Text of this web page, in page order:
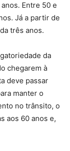
Entre 50 e
Já a partir de
três anos.
da
chegarem à
deve passar
manter o
no trânsito, o
aos 60 anos e,